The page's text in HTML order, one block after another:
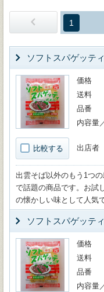
1
ソフトスパゲッテ
比較する
価格
送料
品番
内容量
出店者
出雲そば以外のもう1つ
で話題の商品です。お試
の懐かしい味として人気
ソフトスパゲッテ
価格
送料
品番
内容量